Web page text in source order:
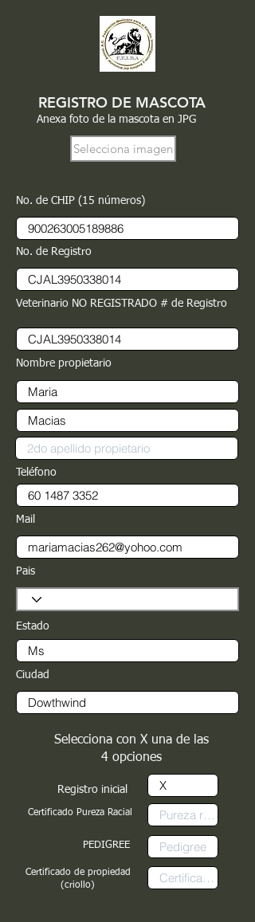
REGISTRO DE MASCOTA
Anexa foto de la mascota en JPG
Selecciona imagen
No. de CHIP (15 números)
No. de Registro
Veterinario NO REGISTRADO # de Registro
Nombre propietario
Teléfono
Mail
Pais
Estado
Ciudad
Registro inicial
Certificado Pureza Racial
PEDIGREE
Selecciona con X una de las
4 opciones
Certificado de propiedad
(criollo)